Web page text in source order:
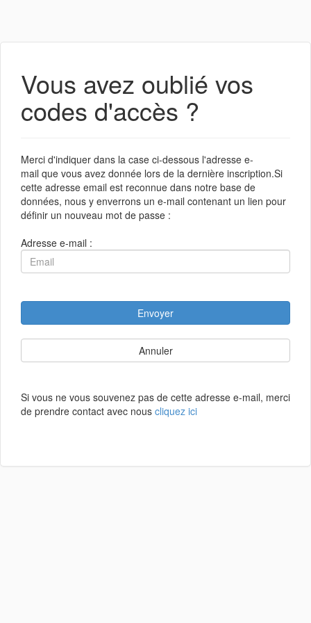
Vous avez oublié vos
codes d'accès ?
Merci d'indiquer dans la case ci-dessous l'adresse e-
mail que vous avez donnée lors de la dernière inscription.Si
cette adresse email est reconnue dans notre base de
données, nous y enverrons un e-mail contenant un lien pour
définir un nouveau mot de passe :
Adresse e-mail :
Envoyer
Annuler
Si vous ne vous souvenez pas de cette adresse e-mail, merci
de prendre contact avec nous cliquez ici